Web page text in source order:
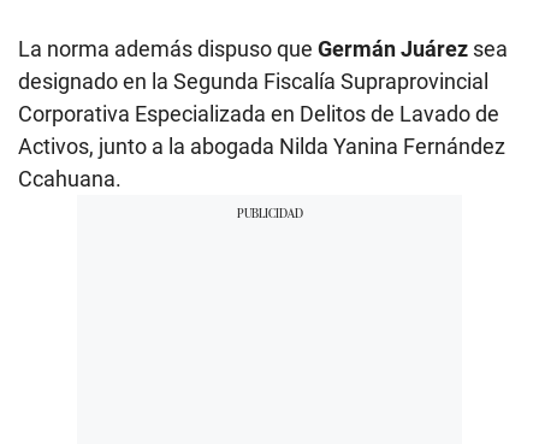
La norma además dispuso que Germán Juárez sea
designado en la Segunda Fiscalía Supraprovincial
Corporativa Especializada en Delitos de Lavado de
Activos, junto a la abogada Nilda Yanina Fernández
Ccahuana.